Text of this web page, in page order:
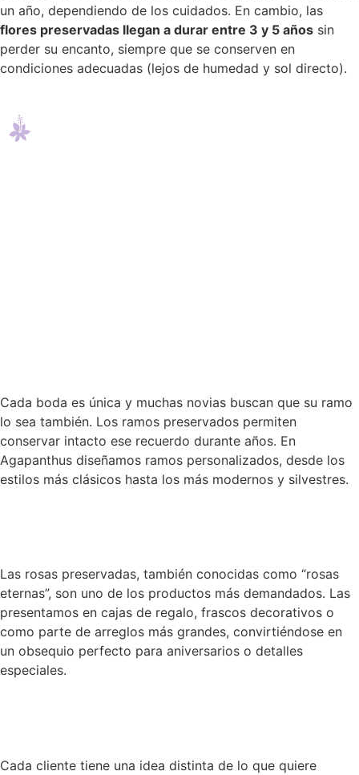
un año, dependiendo de los cuidados. En cambio, las
flores preservadas llegan a durar entre 3 y 5 años sin
perder su encanto, siempre que se conserven en
condiciones adecuadas (lejos de humedad y sol directo).
Cada boda es única y muchas novias buscan que su ramo
lo sea también. Los ramos preservados permiten
conservar intacto ese recuerdo durante años. En
Agapanthus diseñamos ramos personalizados, desde los
estilos más clásicos hasta los más modernos y silvestres.
Las rosas preservadas, también conocidas como “rosas
eternas”, son uno de los productos más demandados. Las
presentamos en cajas de regalo, frascos decorativos o
como parte de arreglos más grandes, convirtiéndose en
un obsequio perfecto para aniversarios o detalles
especiales.
Cada cliente tiene una idea distinta de lo que quiere